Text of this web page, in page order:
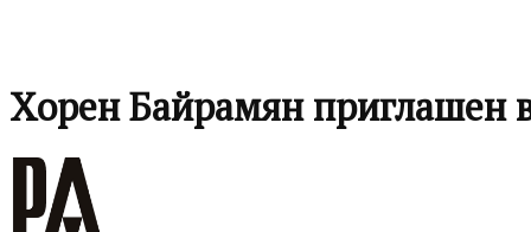
Хорен Байрамян приглашен